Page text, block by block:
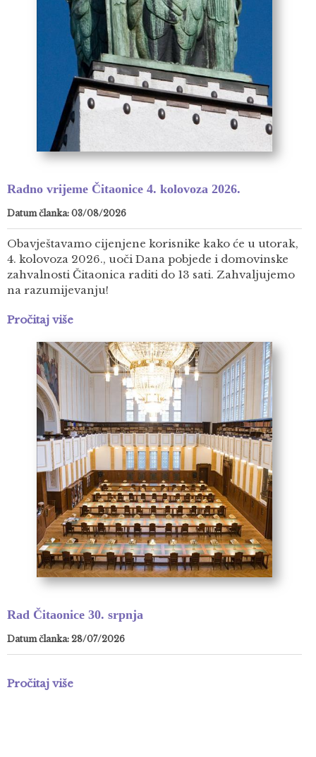
Radno vrijeme Čitaonice 4. kolovoza 2026.
Datum članka: 03/08/2026
Obavještavamo cijenjene korisnike kako će u utorak,
4. kolovoza 2026., uoči Dana pobjede i domovinske
zahvalnosti Čitaonica raditi do 13 sati. Zahvaljujemo
na razumijevanju!
Pročitaj više
Rad Čitaonice 30. srpnja
Datum članka: 28/07/2026
Pročitaj više